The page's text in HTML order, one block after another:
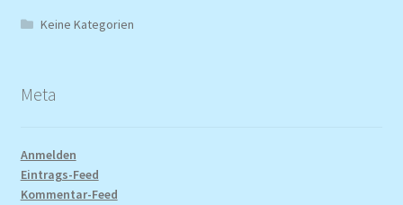
Keine Kategorien
Meta
Anmelden
Eintrags-Feed
Kommentar-Feed